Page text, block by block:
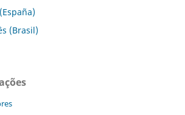
(Brasil)